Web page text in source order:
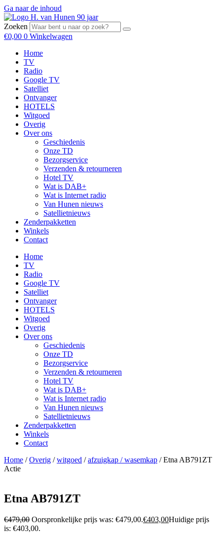
Ga naar de inhoud
Zoeken
€0,00 0 Winkelwagen
Home
TV
Radio
Google TV
Satelliet
Ontvanger
HOTELS
Witgoed
Overig
Over ons
Geschiedenis
Onze TD
Bezorgservice
Verzenden & retourneren
Hotel TV
Wat is DAB+
Wat is Internet radio
Van Hunen nieuws
Satellietnieuws
Zenderpakketten
Winkels
Contact
Home
TV
Radio
Google TV
Satelliet
Ontvanger
HOTELS
Witgoed
Overig
Over ons
Geschiedenis
Onze TD
Bezorgservice
Verzenden & retourneren
Hotel TV
Wat is DAB+
Wat is Internet radio
Van Hunen nieuws
Satellietnieuws
Zenderpakketten
Winkels
Contact
Home /Overig /witgoed /afzuigkap / wasemkap / Etna AB791ZT
Actie
Etna AB791ZT
€479,00 Oorspronkelijke prijs was: €479,00.€403,00Huidige prijs
is: €403,00.